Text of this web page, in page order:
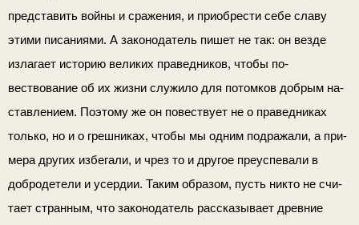
представить войны и сражения, и приобрести себе славу
этими писаниями. А законодатель пишет не так: он везде
излагает историю великих праведников, чтобы по­
вествование об их жизни служило для потомков добрым на­
ставлением. Поэтому же он повествует не о праведниках
только, но и о грешниках, чтобы мы одним подражали, а при­
мера других избегали, и чрез то и другое преуспевали в
добродетели и усердии. Таким образом, пусть никто не счи­
тает странным, что законодатель рассказывает древние